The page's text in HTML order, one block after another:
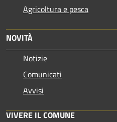
Agricoltura e pesca
NOVITÀ
Notizie
Comunicati
Avvisi
VIVERE IL COMUNE